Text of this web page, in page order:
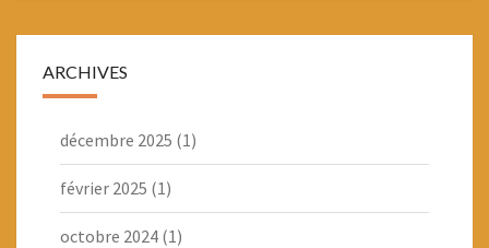
ARCHIVES
décembre 2025 (1)
février 2025 (1)
octobre 2024 (1)